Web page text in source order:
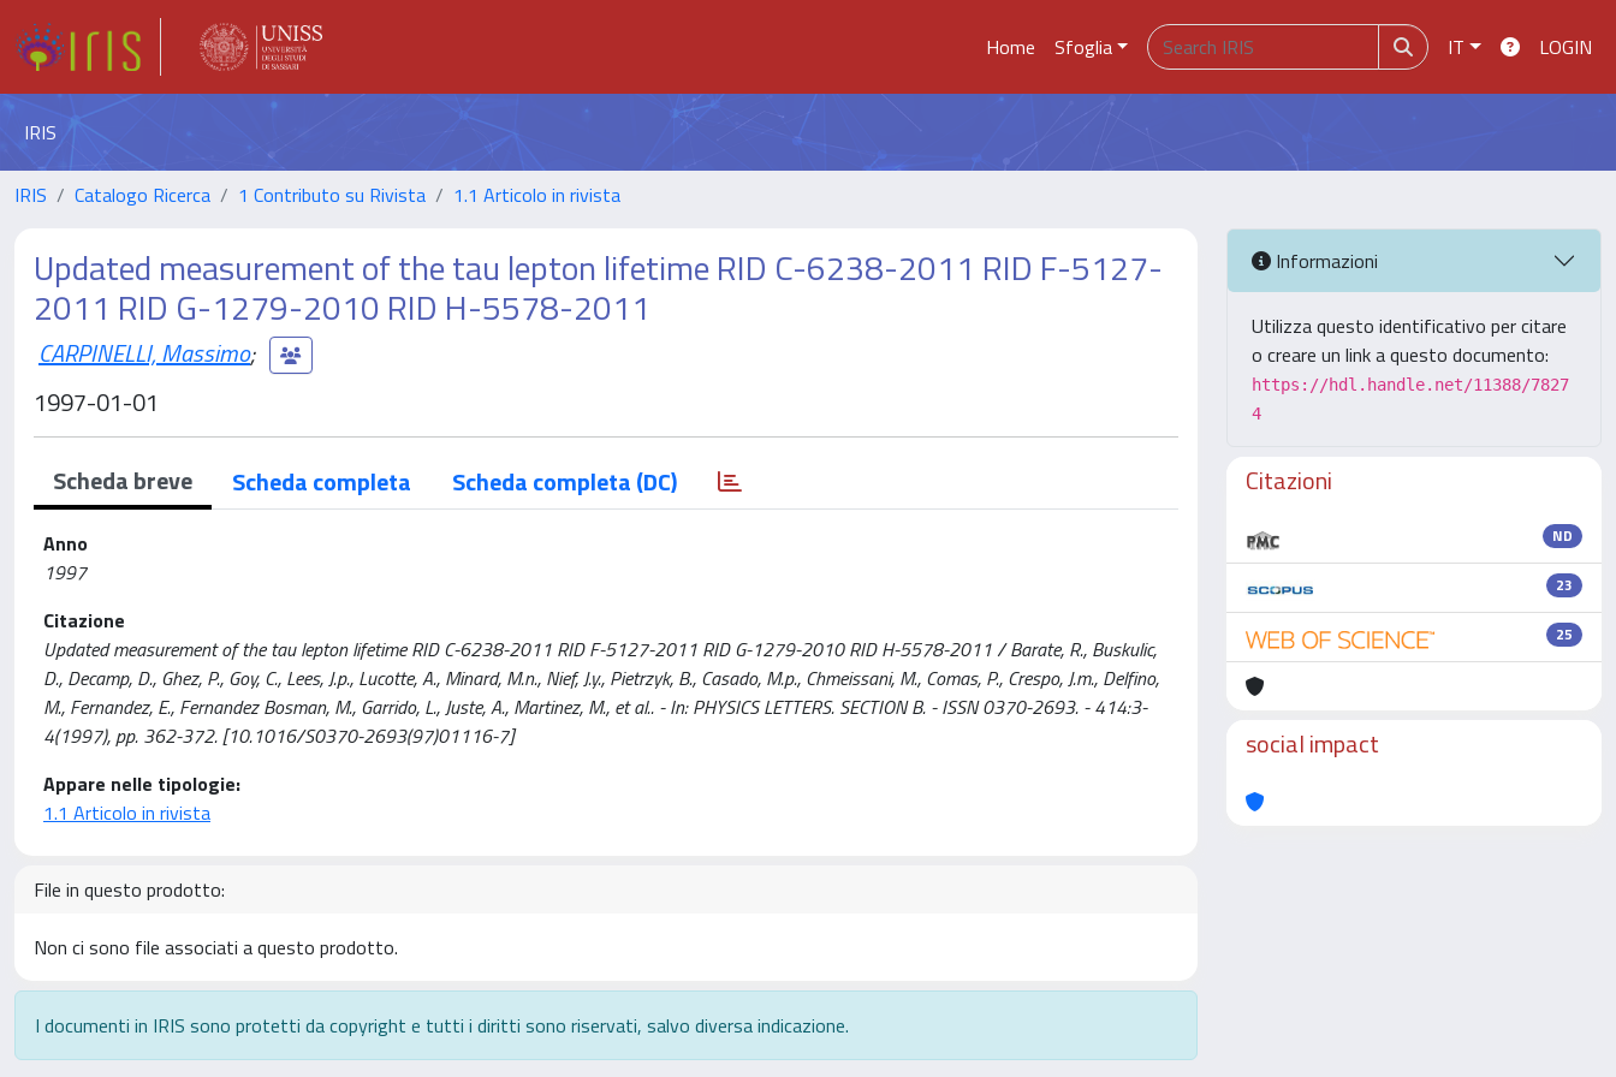
Home Sfoglia IT LOGIN
IRIS
IRIS Catalogo Ricerca 1 Contributo su Rivista 1.1 Articolo in rivista
Updated measurement of the tau lepton lifetime RID C-6238-2011 RID F-5127-
2011 RID G-1279-2010 RID H-5578-2011
CARPINELLI, Massimo;
1997-01-01
Scheda breve Scheda completa Scheda completa (DC)
Anno
1997
Citazione
Updated measurement of the tau lepton lifetime RID C-6238-2011 RID F-5127-2011 RID G-1279-2010 RID H-5578-2011 / Barate, R., Buskulic,
D., Decamp, D., Ghez, P., Goy, C., Lees, J.p., Lucotte, A., Minard, M.n., Nief, J.y., Pietrzyk, B., Casado, M.p., Chmeissani, M., Comas, P., Crespo, J.m., Delfino,
M., Fernandez, E., Fernandez Bosman, M., Garrido, L., Juste, A., Martinez, M., et al.. - In: PHYSICS LETTERS. SECTION B. - ISSN 0370-2693. - 414:3-
4(1997), pp. 362-372. [10.1016/S0370-2693(97)01116-7]
Appare nelle tipologie:
1.1 Articolo in rivista
File in questo prodotto:
Non ci sono file associati a questo prodotto.
I documenti in IRIS sono protetti da copyright e tutti i diritti sono riservati, salvo diversa indicazione.
Informazioni
Utilizza questo identificativo per citare
o creare un link a questo documento:
https://hdl.handle.net/11388/7827
4
Citazioni
ND
23
25
social impact